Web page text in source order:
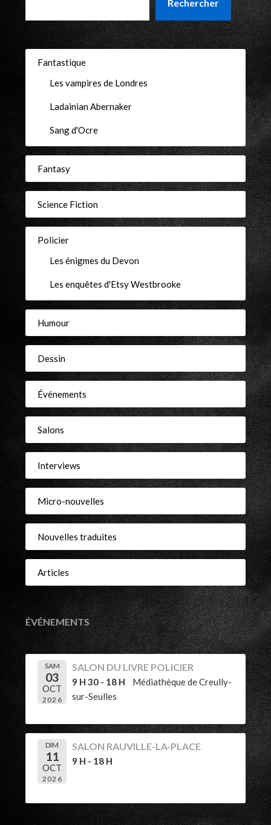
Rechercher
Fantastique
Les vampires de Londres
Ladainian Abernaker
Sang d'Ocre
Fantasy
Science Fiction
Policier
Les énigmes du Devon
Les enquêtes d'Etsy Westbrooke
Humour
Dessin
Événements
Salons
Interviews
Micro-nouvelles
Nouvelles traduites
Articles
ÉVÉNEMENTS
SAM
03
OCT
2026
SALON DU LIVRE POLICIER
9 H 30 - 18 H
Médiathèque de Creully-
sur-Seulles
DIM
11
OCT
2026
SALON RAUVILLE-LA-PLACE
9 H - 18 H